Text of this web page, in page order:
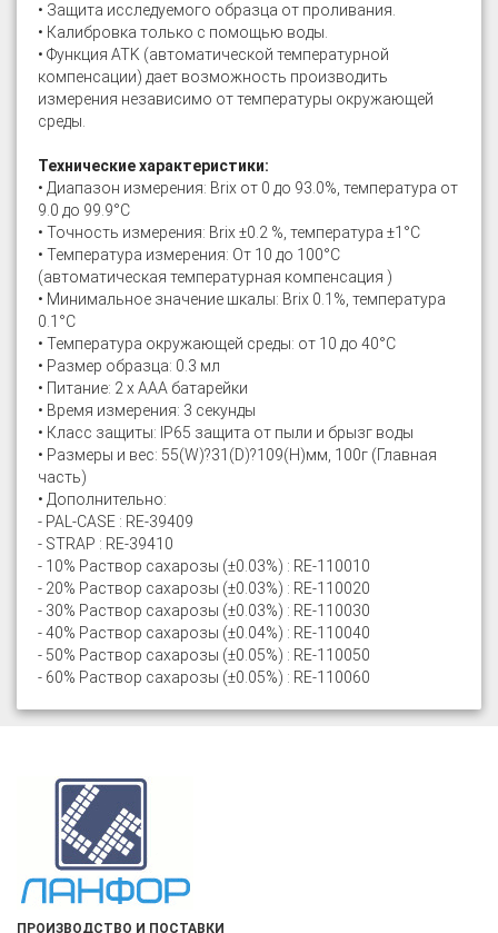
• Защита исследуемого образца от проливания.
• Калибровка только с помощью воды.
• Функция АТK (автоматической температурной
компенсации) дает возможность производить
измерения независимо от температуры окружающей
среды.
Технические характеристики:
• Диапазон измерения: Brix от 0 до 93.0%, температура от
9.0 до 99.9°C
• Точность измерения: Brix ±0.2 %, температура ±1°C
• Температура измерения: От 10 до 100°C
(автоматическая температурная компенсация )
• Минимальное значение шкалы: Brix 0.1%, температура
0.1°C
• Температура окружающей среды: от 10 до 40°C
• Размер образца: 0.3 мл
• Питание: 2 х AAA батарейки
• Время измерения: 3 секунды
• Класс защиты: IP65 защита от пыли и брызг воды
• Размеры и вес: 55(W)?31(D)?109(H)мм, 100г (Главная
часть)
• Дополнительно:
- PAL-CASE : RE-39409
- STRAP : RE-39410
- 10% Раствор сахарозы (±0.03%) : RE-110010
- 20% Раствор сахарозы (±0.03%) : RE-110020
- 30% Раствор сахарозы (±0.03%) : RE-110030
- 40% Раствор сахарозы (±0.04%) : RE-110040
- 50% Раствор сахарозы (±0.05%) : RE-110050
- 60% Раствор сахарозы (±0.05%) : RE-110060
ПРОИЗВОДСТВО И ПОСТАВКИ